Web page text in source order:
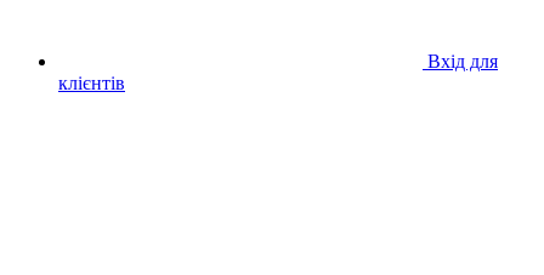
Вхід для
клієнтів